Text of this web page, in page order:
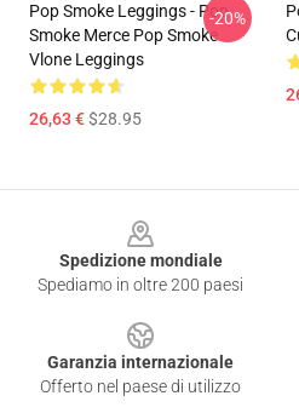
Pop Smoke Leggings - Pop
Smoke Merce Pop Smoke
Vlone Leggings
26,63 €$28.95
-20%
Spedizione mondiale
Spediamo in oltre 200 paesi
Garanzia internazionale
Offerto nel paese di utilizzo